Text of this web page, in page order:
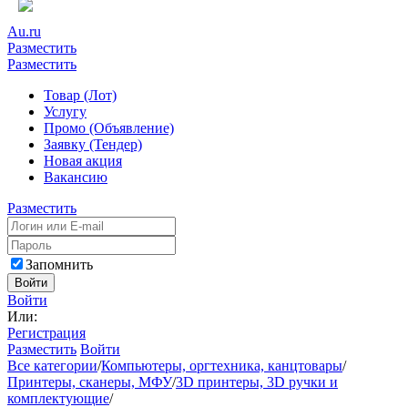
Au.ru
Разместить
Разместить
Товар (Лот)
Услугу
Промо (Объявление)
Заявку (Тендер)
Новая акция
Вакансию
Разместить
Запомнить
Войти
Войти
Или:
Регистрация
Разместить Войти
Все категории/Компьютеры, оргтехника, канцтовары/
Принтеры, сканеры, МФУ/3D принтеры, 3D ручки и
комплектующие/